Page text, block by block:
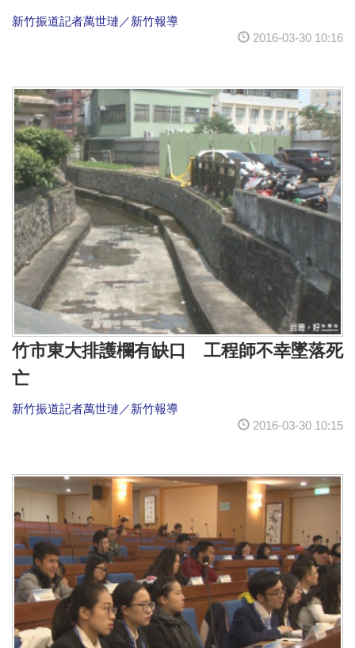
新竹振道記者萬世璉／新竹報導
2016-03-30 10:16
竹市東大排護欄有缺口 工程師不幸墜落死
亡
新竹振道記者萬世璉／新竹報導
2016-03-30 10:15